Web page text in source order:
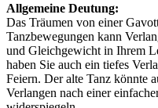
Allgemeine Deutung:
Das Träumen von einer
Tanzbewegungen kann
und Gleichgewicht in Ihrem
haben Sie auch ein tiefes
Feiern. Der alte Tanz könnte
Verlangen nach einer